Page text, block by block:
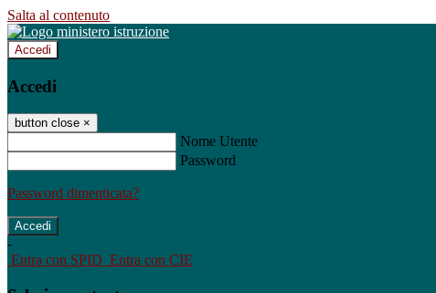
Salta al contenuto
Accedi
Accedi
button close ×
Nome Utente
Password
Password dimenticata?
-
Entra con SPID Entra con CIE